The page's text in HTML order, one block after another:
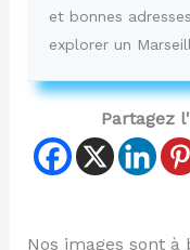
et bonnes
explorer un
Partagez
Nos images sont